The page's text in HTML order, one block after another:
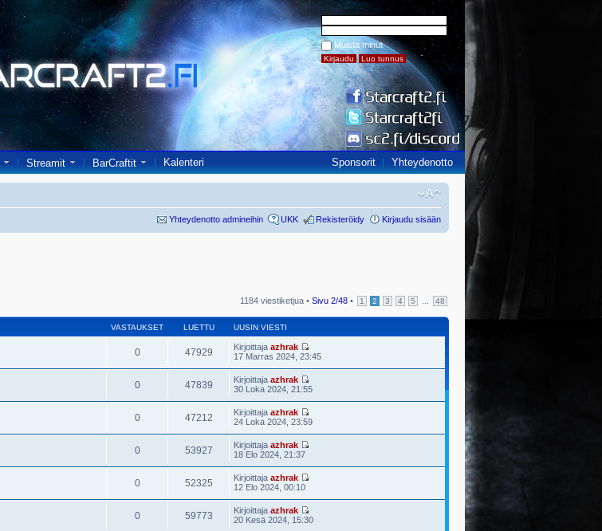
Muista minut
Streamit BarCraftit Kalenteri Sponsorit Yhteydenotto
Yhteydenotto admineihin UKK Rekisteröidy Kirjaudu sisään
1184 viestiketjua • Sivu 2/48 • 1 2 3 4 5 48
VASTAUKSET LUETTU UUSIN VIESTI
0 47929 Kirjoittaja azhrak
17 Marras 2024, 23:45
0 47839 Kirjoittaja azhrak
30 Loka 2024, 21:55
0 47212 Kirjoittaja azhrak
24 Loka 2024, 23:59
0 53927 Kirjoittaja azhrak
18 Elo 2024, 21:37
0 52325 Kirjoittaja azhrak
12 Elo 2024, 00:10
0 59773 Kirjoittaja azhrak
20 Kesä 2024, 15:30